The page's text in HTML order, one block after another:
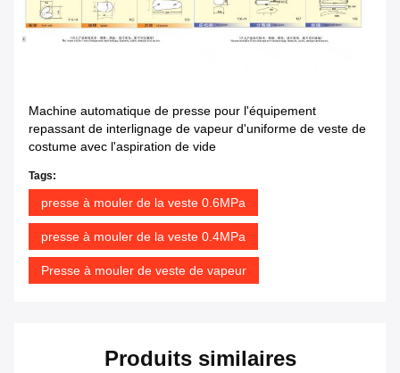
Machine automatique de presse pour l'équipement
repassant de interlignage de vapeur d'uniforme de veste de
costume avec l'aspiration de vide
Tags:
presse à mouler de la veste 0.6MPa
presse à mouler de la veste 0.4MPa
Presse à mouler de veste de vapeur
Produits similaires